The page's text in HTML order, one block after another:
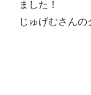
ました！
じゅげむさん